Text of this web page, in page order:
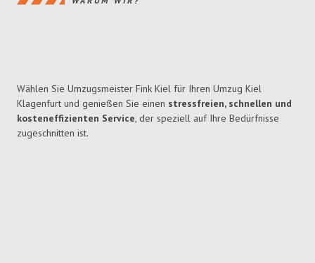
Wählen Sie Umzugsmeister Fink Kiel für Ihren Umzug Kiel
Klagenfurt und genießen Sie einen stressfreien, schnellen und
kosteneffizienten Service, der speziell auf Ihre Bedürfnisse
zugeschnitten ist.